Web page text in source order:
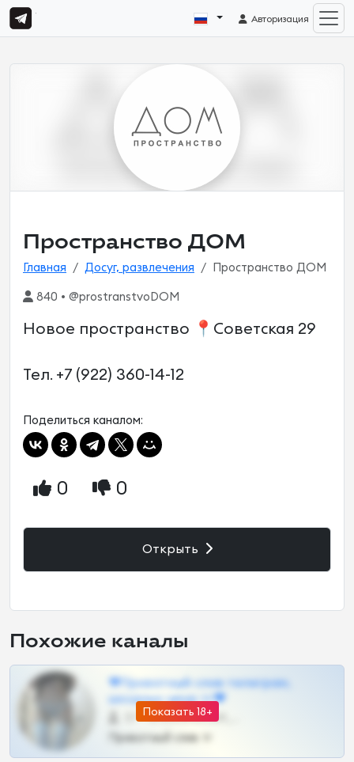
Авторизация
Пространство ДОМ
Главная Досуг, развлечения Пространство ДОМ
840 • @prostranstvoDOM
Новое пространство 📍Советская 29
Тел. +7 (922) 360-14-12
Поделиться каналом:
0 0
Открыть
Похожие каналы
Показать 18+
❤Приватный слив телеграм,
шкодных шкур тг❤
57 •
Приватный слив тг